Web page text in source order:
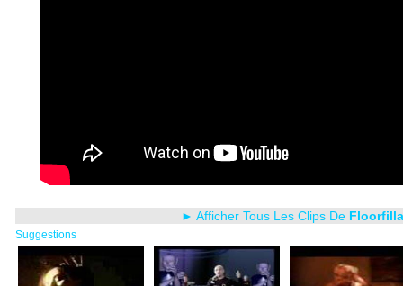
► Afficher Tous Les Clips De Floorfilla
Suggestions